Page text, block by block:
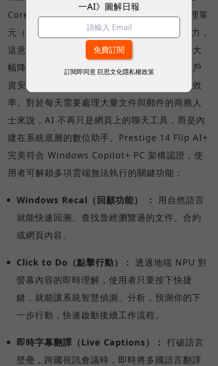
Core™ Ultra X7 處理器，擁有強大的神經處理單
元（NPU），能提供優異的本地端 AI 運算能力，
這意味著大量運算能透過筆電本身就能執行，大
幅降低對雲端的依賴，確保企業敏感資料與客戶
資安不外洩，同時兼顧資料處理的速度與能源效
率。對於每天需要處理大量文件與郵件的商務人
士來說，AI 不再只是網頁上的聊天工具，而是內
建在系統底層的數位助手。Prestige 14 Flip AI+
完美符合 Windows Copilot+ PC 架構認證，使
用者可解鎖多項雲端無法執行的關鍵功能：
Windows Recal（回顧功能） ：
用自然語言
就能快速回溯、查找曾經瀏覽過的文件、合約
或網頁內容。
Click to Do（點擊行動）： 透過地端 NPU 對
螢幕內容的即時理解，使用者只要按下快捷
鍵，就能讓系統智慧偵測、分析，預測你的下
一步行動，快速啟動後續工作流程。
即時字幕翻譯（Live Captions）： 打破語言
壁壘，跨國視訊會議時，即時將多國語言翻譯
一AI》圖解日報
訂閱即同意 巨思文化隱私權政策